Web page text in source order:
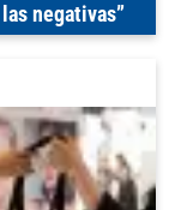
negativas”